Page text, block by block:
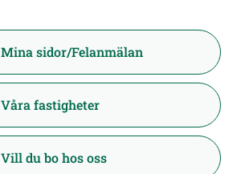
Mina sidor/Felanmälan
Våra fastigheter
Vill du bo hos oss